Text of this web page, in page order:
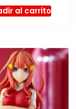
al carrito